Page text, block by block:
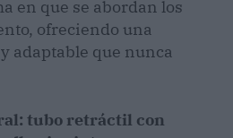
en que se abordan los
ofreciendo una
adaptable que nunca
tubo retráctil con